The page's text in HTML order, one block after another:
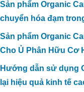
Sản phẩm Organic
chuyển hóa đạm
Sản phẩm Organic
Cho Ủ Phân Hữu Cơ
Hướng dẫn sử dụng
lại hiệu quả kinh tế